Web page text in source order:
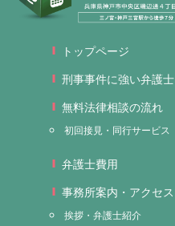
トップページ
刑事事件に強い弁護士
無料法律相談の流れ
初回接見・同行サービス
弁護士費用
事務所案内・アクセス
挨拶・弁護士紹介